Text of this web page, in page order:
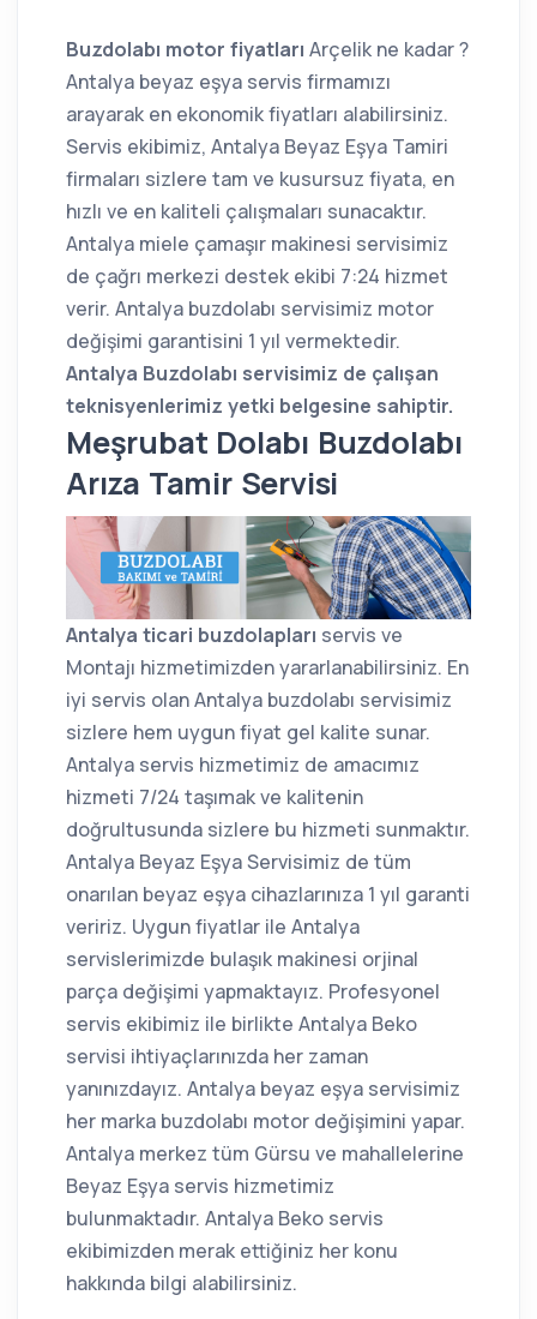
Buzdolabı motor fiyatları Arçelik ne kadar ?
Antalya beyaz eşya servis firmamızı
arayarak en ekonomik fiyatları alabilirsiniz.
Servis ekibimiz, Antalya Beyaz Eşya Tamiri
firmaları sizlere tam ve kusursuz fiyata, en
hızlı ve en kaliteli çalışmaları sunacaktır.
Antalya miele çamaşır makinesi servisimiz
de çağrı merkezi destek ekibi 7:24 hizmet
verir. Antalya buzdolabı servisimiz motor
değişimi garantisini 1 yıl vermektedir.
Antalya Buzdolabı servisimiz de çalışan
teknisyenlerimiz yetki belgesine sahiptir.
Meşrubat Dolabı Buzdolabı
Arıza Tamir Servisi
Antalya ticari buzdolapları servis ve
Montajı hizmetimizden yararlanabilirsiniz. En
iyi servis olan Antalya buzdolabı servisimiz
sizlere hem uygun fiyat gel kalite sunar.
Antalya servis hizmetimiz de amacımız
hizmeti 7/24 taşımak ve kalitenin
doğrultusunda sizlere bu hizmeti sunmaktır.
Antalya Beyaz Eşya Servisimiz de tüm
onarılan beyaz eşya cihazlarınıza 1 yıl garanti
veririz. Uygun fiyatlar ile Antalya
servislerimizde bulaşık makinesi orjinal
parça değişimi yapmaktayız. Profesyonel
servis ekibimiz ile birlikte Antalya Beko
servisi ihtiyaçlarınızda her zaman
yanınızdayız. Antalya beyaz eşya servisimiz
her marka buzdolabı motor değişimini yapar.
Antalya merkez tüm Gürsu ve mahallelerine
Beyaz Eşya servis hizmetimiz
bulunmaktadır. Antalya Beko servis
ekibimizden merak ettiğiniz her konu
hakkında bilgi alabilirsiniz.